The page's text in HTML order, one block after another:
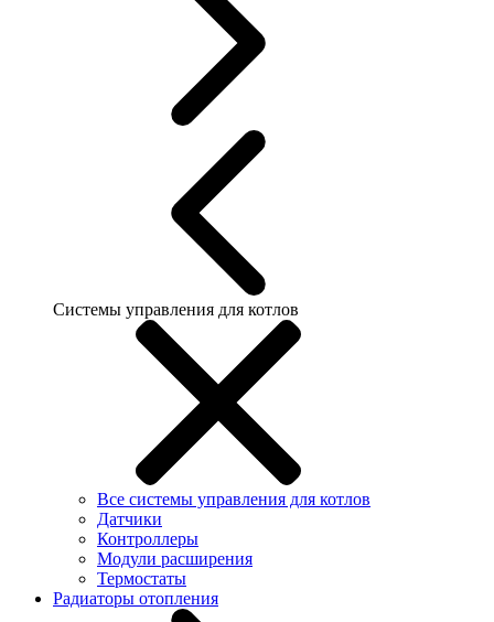
Системы управления для котлов
Все системы управления для котлов
Датчики
Контроллеры
Модули расширения
Термостаты
Радиаторы отопления